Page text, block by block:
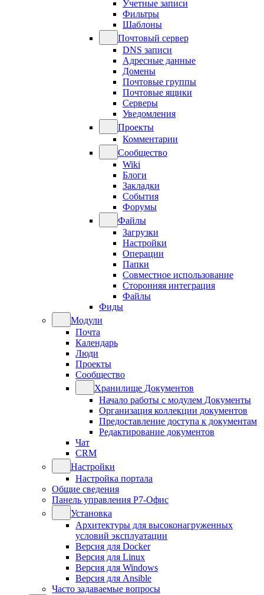
Учетные записи
Фильтры
Шаблоны
Почтовый сервер
DNS записи
Адресные данные
Домены
Почтовые группы
Почтовые ящики
Серверы
Уведомления
Проекты
Комментарии
Сообщество
Wiki
Блоги
Закладки
События
Форумы
Файлы
Загрузки
Настройки
Операции
Папки
Совместное использование
Сторонняя интеграция
Файлы
Фиды
Модули
Почта
Календарь
Люди
Проекты
Сообщество
Хранилище Документов
Начало работы с модулем Документы
Организация коллекции документов
Предоставление доступа к документам
Редактирование документов
Чат
CRM
Настройки
Настройка портала
Общие сведения
Панель управления Р7-Офис
Установка
Архитектуры для высоконагруженных
условий эксплуатации
Версия для Docker
Версия для Linux
Версия для Windows
Версия для Ansible
Часто задаваемые вопросы